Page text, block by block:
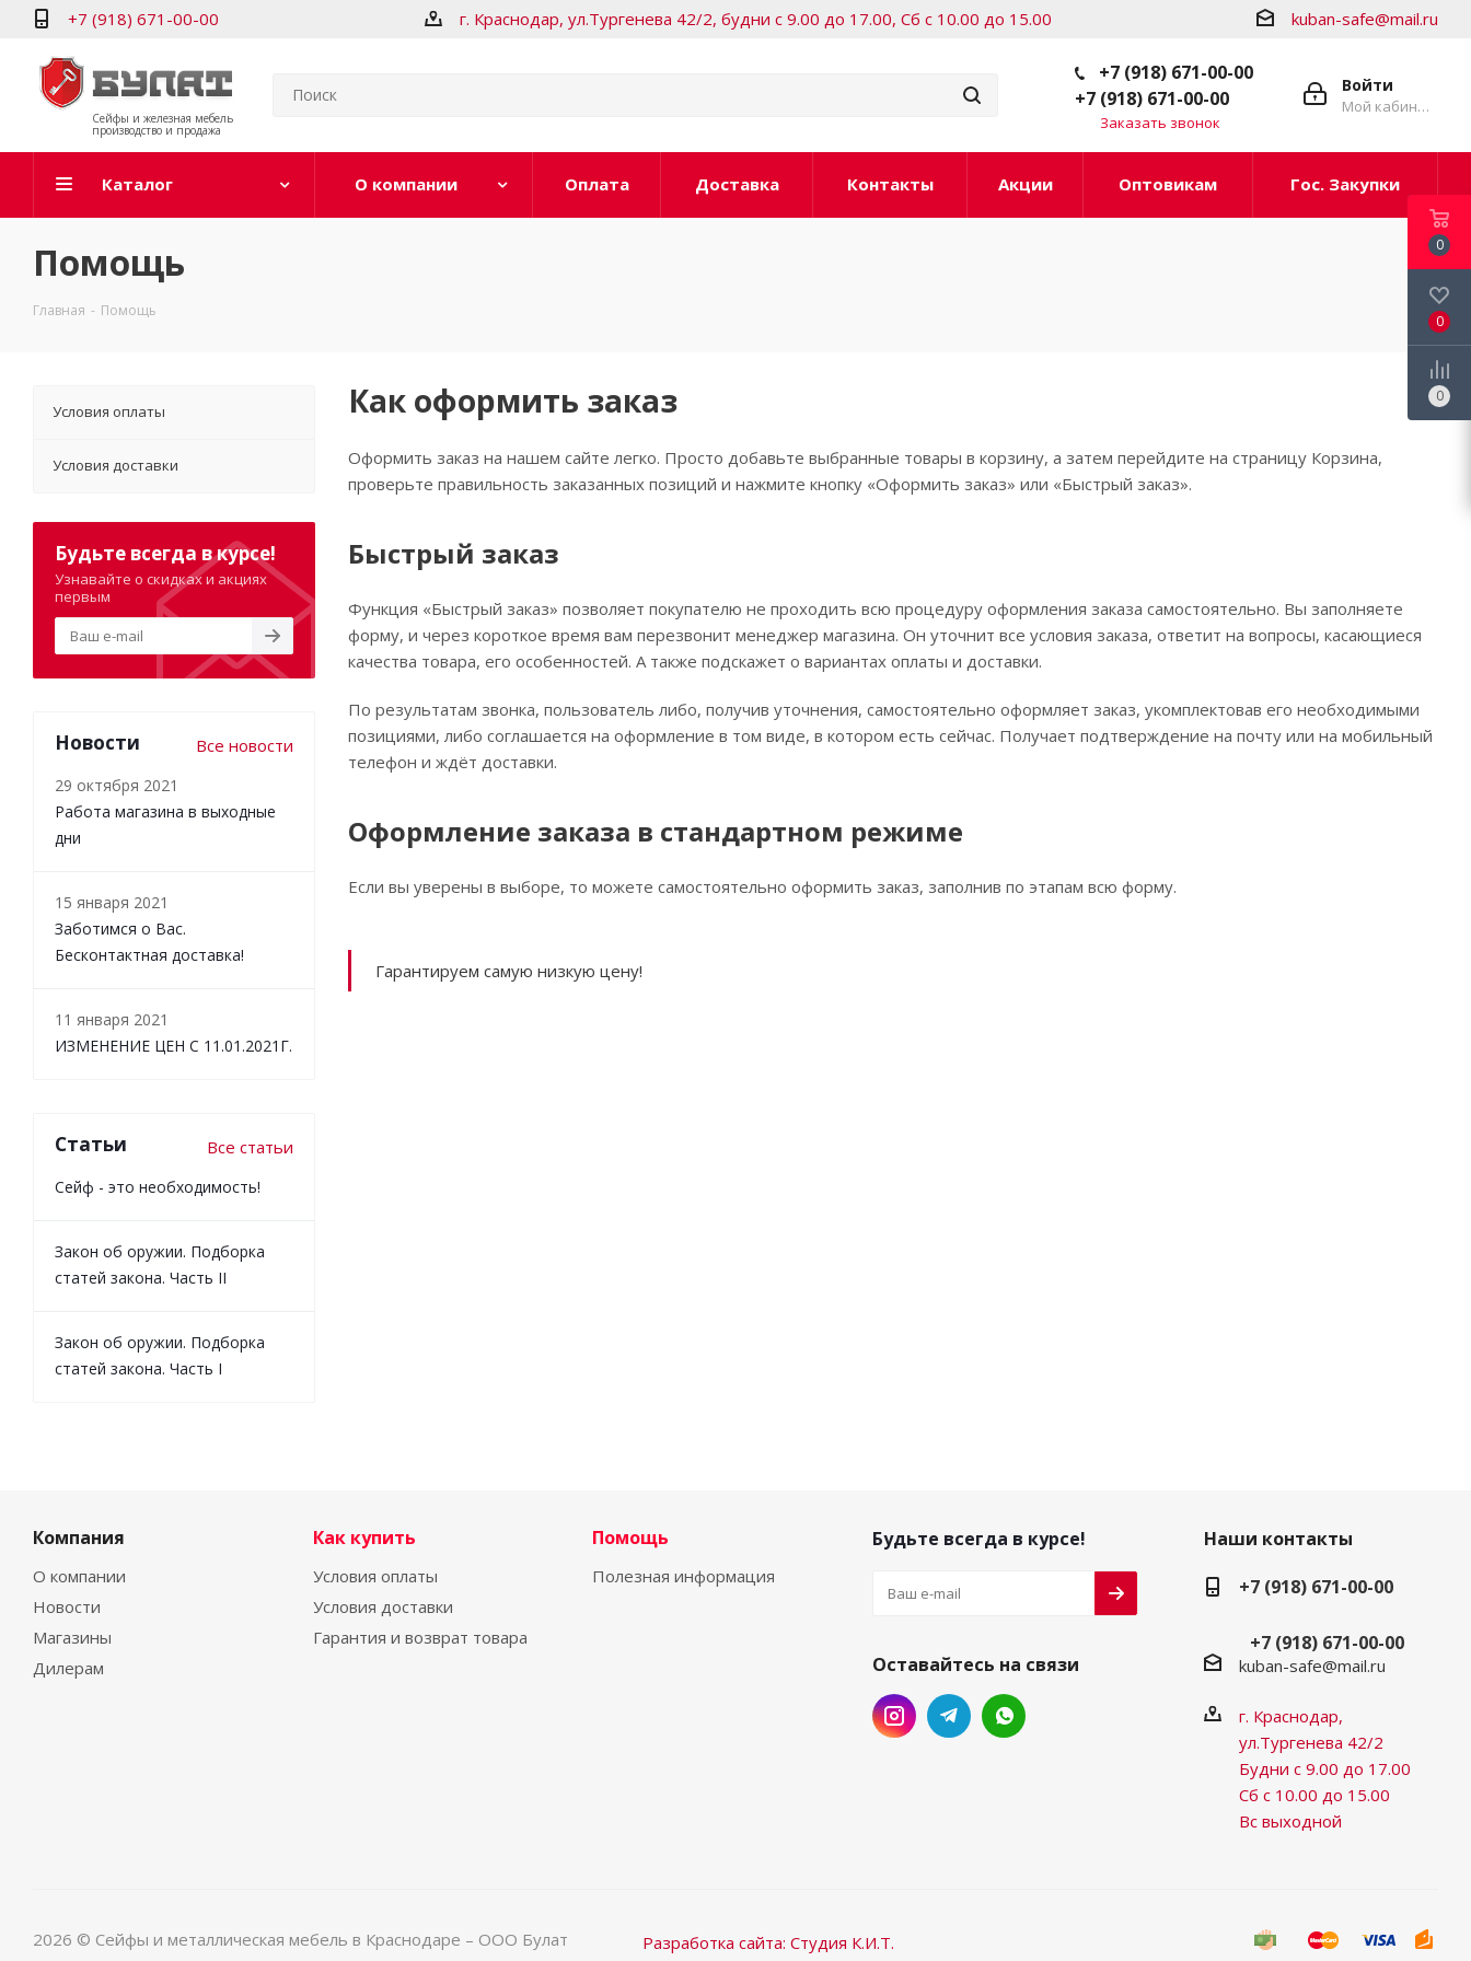
+7 (918) 671-00-00 г. Краснодар, ул.Тургенева 42/2, будни с 9.00 до 17.00, Сб с 10.00 до 15.00 kuban-safe@mail.ru
Сейфы и железная мебель
производство и продажа
Войти
Мой кабинет
+7 (918) 671-00-00
+7 (918) 671-00-00
Заказать звонок
Каталог О компании Оплата Доставка Контакты Акции Оптовикам Гос. Закупки
Помощь
Главная - Помощь
Как оформить заказ
Оформить заказ на нашем сайте легко. Просто добавьте выбранные товары в корзину, а затем перейдите на страницу Корзина,
проверьте правильность заказанных позиций и нажмите кнопку «Оформить заказ» или «Быстрый заказ».
Быстрый заказ
Функция «Быстрый заказ» позволяет покупателю не проходить всю процедуру оформления заказа самостоятельно. Вы заполняете
форму, и через короткое время вам перезвонит менеджер магазина. Он уточнит все условия заказа, ответит на вопросы, касающиеся
качества товара, его особенностей. А также подскажет о вариантах оплаты и доставки.
По результатам звонка, пользователь либо, получив уточнения, самостоятельно оформляет заказ, укомплектовав его необходимыми
позициями, либо соглашается на оформление в том виде, в котором есть сейчас. Получает подтверждение на почту или на мобильный
телефон и ждёт доставки.
Оформление заказа в стандартном режиме
Если вы уверены в выборе, то можете самостоятельно оформить заказ, заполнив по этапам всю форму.
Гарантируем самую низкую цену!
Условия оплаты
Условия доставки
Будьте всегда в курсе!
Узнавайте о скидках и акциях
первым
Новости Все новости
29 октября 2021
Работа магазина в выходные
дни
15 января 2021
Заботимся о Вас.
Бесконтактная доставка!
11 января 2021
ИЗМЕНЕНИЕ ЦЕН С 11.01.2021Г.
Статьи Все статьи
Сейф - это необходимость!
Закон об оружии. Подборка
статей закона. Часть II
Закон об оружии. Подборка
статей закона. Часть I
Компания
О компании
Новости
Магазины
Дилерам
Как купить
Условия оплаты
Условия доставки
Гарантия и возврат товара
Помощь
Полезная информация
Будьте всегда в курсе!
Оставайтесь на связи
Наши контакты
+7 (918) 671-00-00
+7 (918) 671-00-00
kuban-safe@mail.ru
г. Краснодар,
ул.Тургенева 42/2
Будни с 9.00 до 17.00
Сб с 10.00 до 15.00
Вс выходной
2026 © Сейфы и металлическая мебель в Краснодаре – ООО Булат Разработка сайта: Студия К.И.Т.
0
0
0